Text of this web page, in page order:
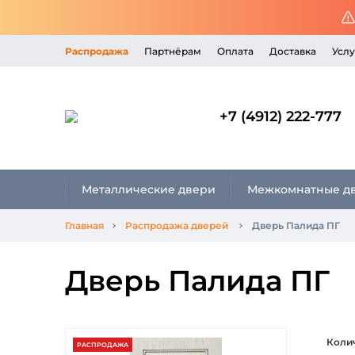
Распродажа Партнёрам Оплата Доставка
+7 (4912) 222-777
Металлические двери Межкомнатные
Главная Распродажа дверей Дверь Палида ПГ
Дверь Палида ПГ
РАСПРОДАЖА